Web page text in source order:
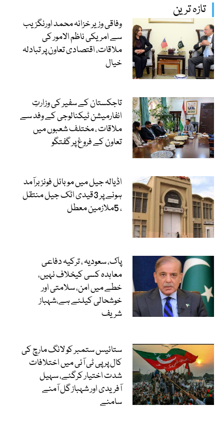
تازہ ترین
وفاقی وزیر خزانہ محمد اورنگزیب
سے امریکی ناظم الامور کی
ملاقات، اقتصادی تعاون پر تبادلہ
خیال
تاجکستان کے سفیر کی وزارتِ
انفارمیشن ٹیکنالوجی کے وفد سے
ملاقات ، مختلف شعبوں میں
تعاون کے فروغ پر گفتگو
اڈیالہ جیل میں موبائل فونز برآمد
ہونے پر 3قیدی اٹک جیل منتقل
، 5ملازمین معطل
پاک، سعودیہ ، ترکیہ دفاعی
معاہدہ کسی کیخلاف نہیں،
خطے میں امن، سلامتی اور
خوشحالی کیلئے ہے،شہباز
شریف
ستائیس ستمبر کو لانگ مارچ کی
کال پر پی ٹی آئی میں اختلافات
شدت اختیار کرگئے، سہیل
آفریدی اور شہباز گل آمنے
سامنے